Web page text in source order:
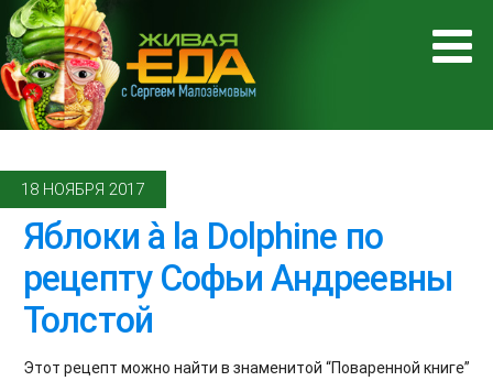
18 НОЯБРЯ 2017
Яблоки à la Dolphine по
рецепту Софьи Андреевны
Толстой
Этот рецепт можно найти в знаменитой “Поваренной книге”